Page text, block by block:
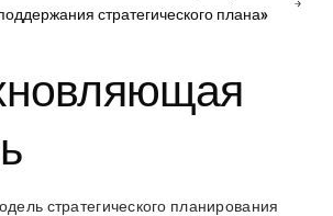
стратегического плана»
стратегического планирования